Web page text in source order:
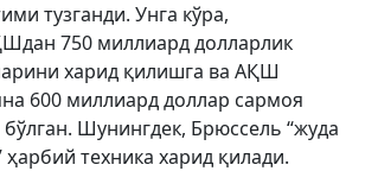
тузганди. Унга кўра,
750 миллиард долларлик
харид қилишга ва АҚШ
600 миллиард доллар сармоя
Шунингдек, Брюссель “жуда
ҳарбий техника харид қилади.